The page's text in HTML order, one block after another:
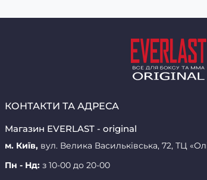
КОНТАКТИ ТА АДРЕСА
Магазин EVERLAST - original
м. Київ, вул. Велика Васильківська, 72, ТЦ
Пн - Нд: з 10-00 до 20-00